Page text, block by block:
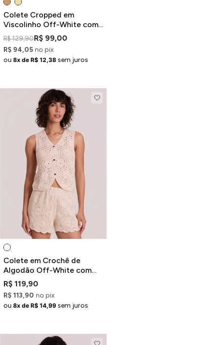
Colete Cropped em
Viscolinho Off-White com
Costuras Contrastantes
R$ 129,90R$ 99,00
R$ 94,05 no pix
ou 8x de R$ 12,38 sem juros
Colete em Crochê de
Algodão Off-White com
Botões
R$ 119,90
R$ 113,90 no pix
ou 8x de R$ 14,99 sem juros